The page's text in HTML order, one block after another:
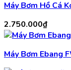
Máy Bơm Hồ Cá
2.750.000₫
Máy Bơm Ebang